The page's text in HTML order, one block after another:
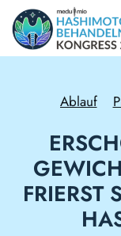
Ablauf
FRIERST